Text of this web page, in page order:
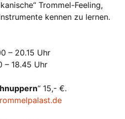
Trommel-Feeling,
kennen zu lernen.
– 20.15 Uhr
– 18.45 Uhr
“ 15,- €.